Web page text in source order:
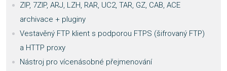
ZIP, 7ZIP, ARJ, LZH, RAR, UC2, TAR, GZ, CAB, ACE
archivace + pluginy
Vestavěný FTP klient s podporou FTPS (šifrovaný FTP)
a HTTP proxy
Nástroj pro vícenásobné přejmenování